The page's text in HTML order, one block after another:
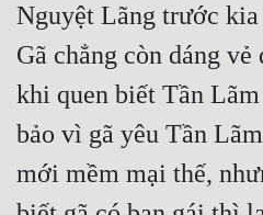
Nguyệt Lãng trước kia
Gã chẳng còn dáng vẻ
khi quen biết Tần
bảo vì gã yêu Tần
mới mềm mại thế,